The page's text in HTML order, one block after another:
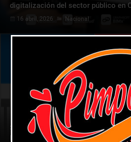
digitalización del sector público en
16 abril, 2026 Nacional
Seremi Rafael González asume
Directivo de CAJVAL